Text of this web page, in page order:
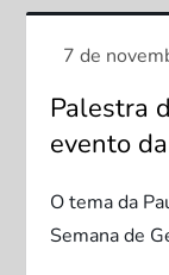
Palestra
evento
O tema da
Semana de